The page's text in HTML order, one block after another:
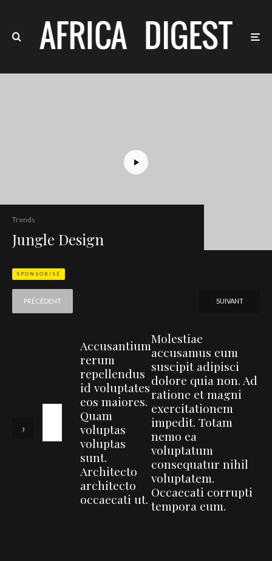
Trends
Jungle Design
SPONSORISÉ
PRÉCÉDENT SUIVANT
Accusantium
rerum
repellendus
id voluptates
eos maiores.
Quam
voluptas
voluptas
sunt.
Architecto
architecto
occaecati ut.
Molestiae
accusamus eum
suscipit adipisci
dolore quia non. Ad
ratione et magni
exercitationem
impedit. Totam
nemo ea
voluptatum
consequatur nihil
voluptatem.
Occaecati corrupti
tempora eum.